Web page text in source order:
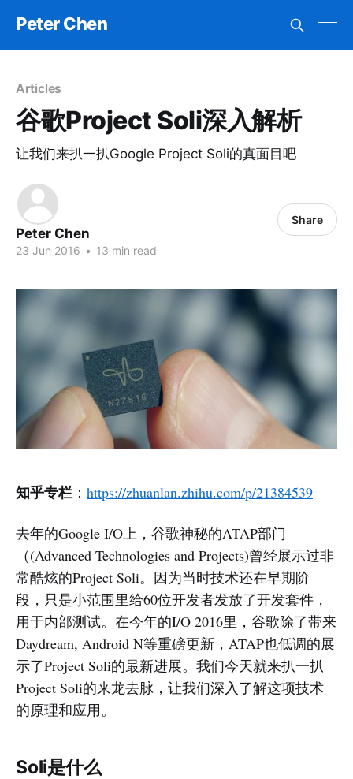
Peter Chen
Articles
谷歌Project Soli深入解析
让我们来扒一扒Google Project Soli的真面目吧
Peter Chen
23 Jun 2016 • 13 min read
Share
知乎专栏： https://zhuanlan.zhihu.com/p/21384539
去年的Google I/O上，谷歌神秘的ATAP部门
（(Advanced Technologies and Projects)曾经展示过非
常酷炫的Project Soli。因为当时技术还在早期阶
段，只是小范围里给60位开发者发放了开发套件，
用于内部测试。在今年的I/O 2016里，谷歌除了带来
Daydream, Android N等重磅更新，ATAP也低调的展
示了Project Soli的最新进展。我们今天就来扒一扒
Project Soli的来龙去脉，让我们深入了解这项技术
的原理和应用。
Soli是什么